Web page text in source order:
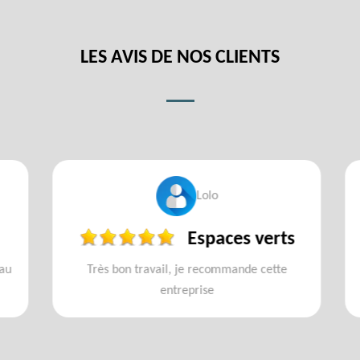
LES AVIS DE NOS CLIENTS
Lolo
Espaces verts
Très bon travail, je recommande cette
entreprise